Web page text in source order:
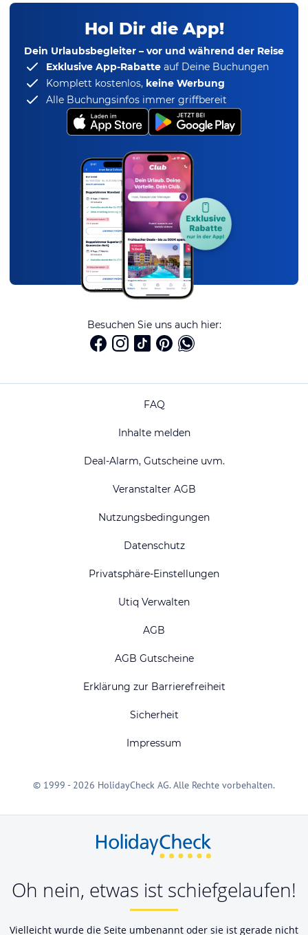
Hol Dir die App!
Dein Urlaubsbegleiter – vor und während der Reise
Exklusive App-Rabatte auf Deine Buchungen
Komplett kostenlos, keine Werbung
Alle Buchungsinfos immer griffbereit
Besuchen Sie uns auch hier:
FAQ
Inhalte melden
Deal-Alarm, Gutscheine uvm.
Veranstalter AGB
Nutzungsbedingungen
Datenschutz
Privatsphäre-Einstellungen
Utiq Verwalten
AGB
AGB Gutscheine
Erklärung zur Barrierefreiheit
Sicherheit
Impressum
© 1999 - 2026 HolidayCheck AG. Alle Rechte vorbehalten.
Oh nein, etwas ist schiefgelaufen!
Vielleicht wurde die Seite umbenannt oder sie ist gerade nicht